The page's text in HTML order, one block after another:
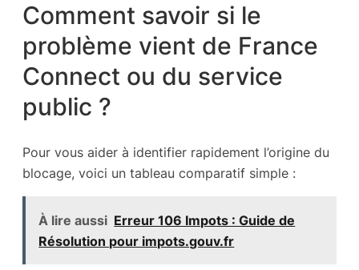
Comment savoir si le
problème vient de France
Connect ou du service
public ?
Pour vous aider à identifier rapidement l’origine du
blocage, voici un tableau comparatif simple :
À lire aussi Erreur 106 Impots : Guide de
Résolution pour impots.gouv.fr